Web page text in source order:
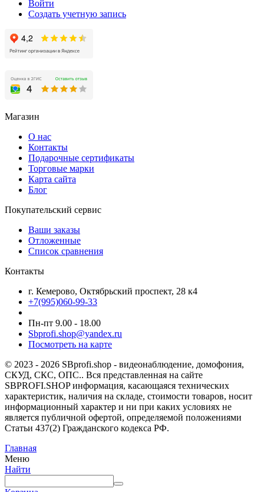
Войти
Создать учетную запись
Магазин
О нас
Контакты
Подарочные сертификаты
Торговые марки
Карта сайта
Блог
Покупательский сервис
Ваши заказы
Отложенные
Список сравнения
Контакты
г. Кемерово, Октябрьский проспект, 28 к4
+7(995)060-99-33
Пн-пт 9.00 - 18.00
Sbprofi.shop@yandex.ru
Посмотреть на карте
© 2023 - 2026 SBprofi.shop - видеонаблюдение, домофония,
СКУД, СКС, ОПС.. Вся представленная на сайте
SBPROFI.SHOP информация, касающаяся технических
характеристик, наличия на складе, стоимости товаров, носит
информационный характер и ни при каких условиях не
является публичной офертой, определяемой положениями
Статьи 437(2) Гражданского кодекса РФ.
Главная
Меню
Найти